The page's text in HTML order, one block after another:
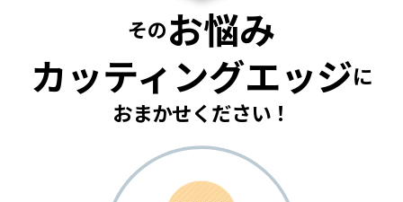
そのお悩み
カッティングエッジに
おまかせください！